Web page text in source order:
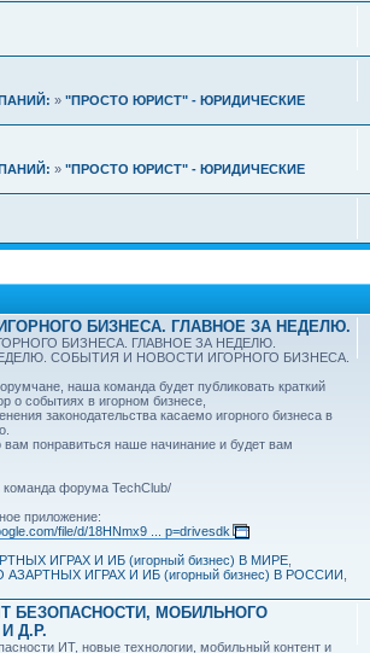
» "ПРОСТО ЮРИСТ" - ЮРИДИЧЕСКИЕ
» "ПРОСТО ЮРИСТ" - ЮРИДИЧЕСКИЕ
БИЗНЕСА. ГЛАВНОЕ ЗА НЕДЕЛЮ.
БИЗНЕСА. ГЛАВНОЕ ЗА НЕДЕЛЮ.
СОБЫТИЯ И НОВОСТИ ИГОРНОГО БИЗНЕСА.
наша команда будет публиковать краткий
о событиях в игорном бизнесе,
законодательства касаемо игорного бизнеса в
вам понравиться наше начинание и будет вам
форума TechClub/
приложение:
file/d/18HNmx9 ... p=drivesdk
ИГРАХ И ИБ (игорный бизнес) В МИРЕ
АЗАРТНЫХ ИГРАХ И ИБ (игорный бизнес) В РОССИИ
БЕЗОПАСНОСТИ, МОБИЛЬНОГО
Д.Р.
ИТ, новые технологии, мобильный контент и